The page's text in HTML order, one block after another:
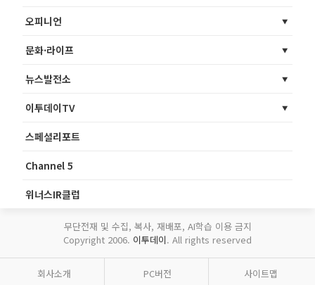
오피니언
문화·라이프
뉴스발전소
이투데이TV
스페셜리포트
Channel 5
위너스IR클럽
무단전재 및 수집, 복사, 재배포, AI학습 이용 금지
Copyright 2006. 이투데이. All rights reserved
회사소개 PC버전 사이트맵